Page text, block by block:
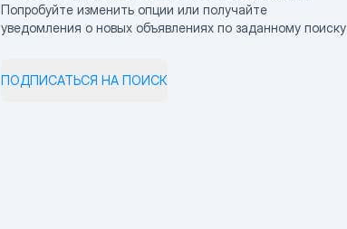
Попробуйте изменить опции или получайте
уведомления о новых объявлениях по заданному поиску
ПОДПИСАТЬСЯ НА ПОИСК